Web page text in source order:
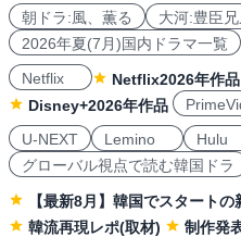
朝ドラ:風、薫る 大河:豊臣
2026年夏(7月)国内ドラマ一覧
Netflix
Netflix2026年作品
Disney+2026年作品
U-NEXT
Lemino Hulu
グローバル視点で読む韓国ドラ
【最新8月】韓国でスタート
韓流再現レポ(取材)
制作発